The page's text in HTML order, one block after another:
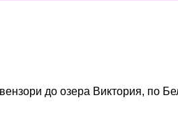
до озера Виктория, по